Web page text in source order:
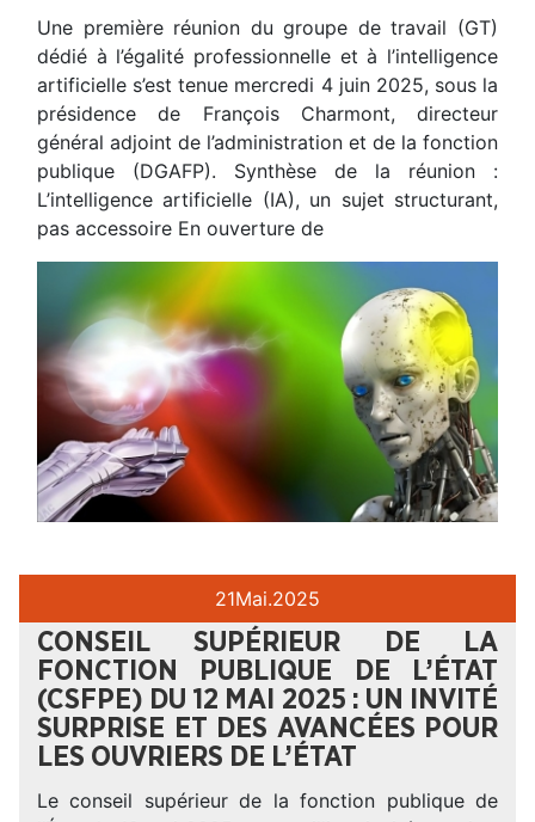
Une première réunion du groupe de travail (GT)
dédié à l’égalité professionnelle et à l’intelligence
artificielle s’est tenue mercredi 4 juin 2025, sous la
présidence de François Charmont, directeur
général adjoint de l’administration et de la fonction
publique (DGAFP). Synthèse de la réunion :
L’intelligence artificielle (IA), un sujet structurant,
pas accessoire En ouverture de
21Mai.2025
CONSEIL SUPÉRIEUR DE LA
FONCTION PUBLIQUE DE L’ÉTAT
(CSFPE) DU 12 MAI 2025 : UN INVITÉ
SURPRISE ET DES AVANCÉES POUR
LES OUVRIERS DE L’ÉTAT
Le conseil supérieur de la fonction publique de